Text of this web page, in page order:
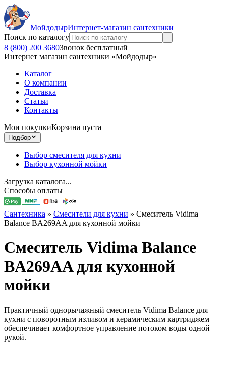
МойдодырИнтернет-магазин сантехники
Поиск по каталогу
8 (800) 200 3680Звонок бесплатный
Интернет магазин сантехники «Мойдодыр»
Каталог
О компании
Доставка
Статьи
Контакты
Мои покупкиКорзина пуста
Подбор
Выбор смесителя для кухни
Выбор кухонной мойки
Загрузка каталога...
Способы оплаты
Сантехника » Смесители для кухни » Смеситель Vidima
Balance BA269AA для кухонной мойки
Смеситель Vidima Balance
BA269AA для кухонной
мойки
Практичный однорычажный смеситель Vidima Balance для
кухни с поворотным изливом и керамическим картриджем
обеспечивает комфортное управление потоком воды одной
рукой.